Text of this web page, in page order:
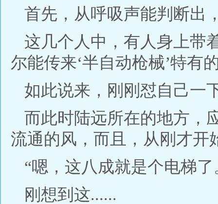
首先，从呼吸声能判断出
这几个人中，有人身上带
尔能传来‘半自动枪械’特有
如此说来，刚刚怼自己一
而此时陆远所在的地方，
流通的风，而且，从刚才开
“嗯，这八成就是个电梯
刚想到这......